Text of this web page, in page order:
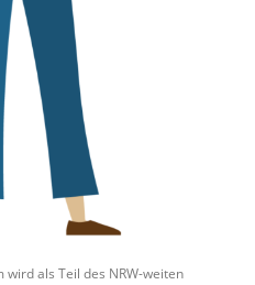
als Teil des NRW-weiten